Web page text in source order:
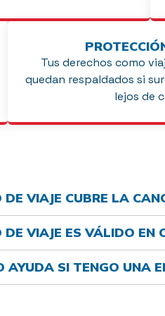
Tus derechos como
quedan respaldados si
lejos de
DE VIAJE CUBRE LA
DE VIAJE ES VÁLIDO EN
AYUDA SI TENGO UNA